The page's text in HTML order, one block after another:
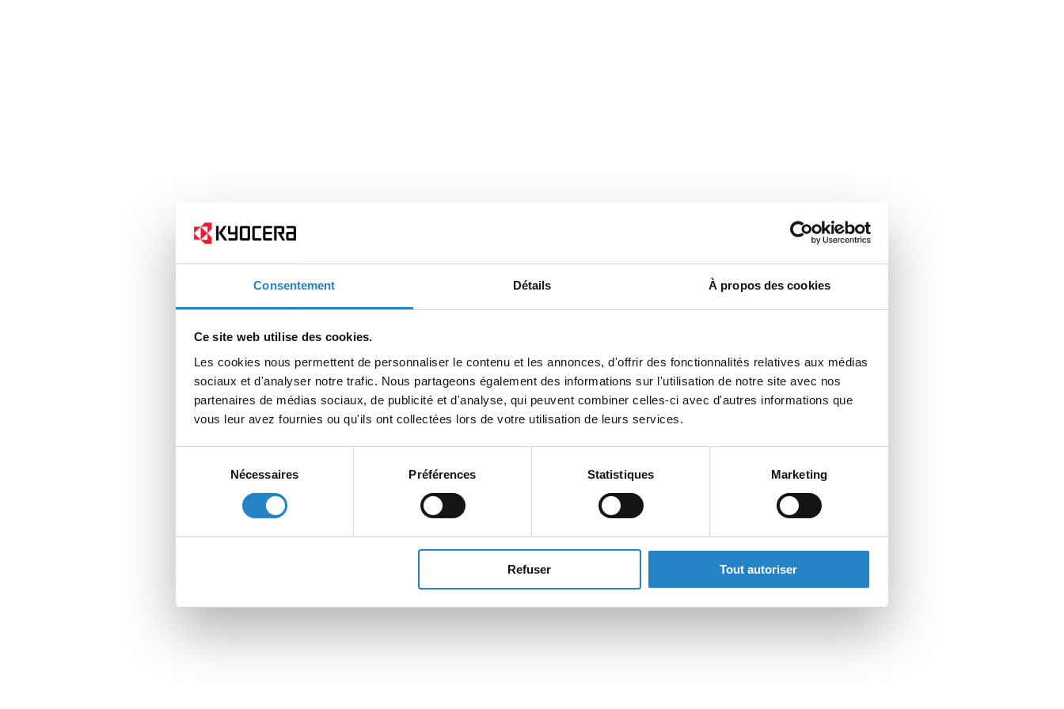
Consentement Détails À propos des cookies
Ce site web utilise des cookies.
Les cookies nous permettent de personnaliser le contenu et les annonces, d'offrir des fonctionnalités relatives aux médias
sociaux et d'analyser notre trafic. Nous partageons également des informations sur l'utilisation de notre site avec nos
partenaires de médias sociaux, de publicité et d'analyse, qui peuvent combiner celles-ci avec d'autres informations que
vous leur avez fournies ou qu'ils ont collectées lors de votre utilisation de leurs services.
consentement
Nécessaires Préférences Statistiques Marketing
Refuser Tout autoriser